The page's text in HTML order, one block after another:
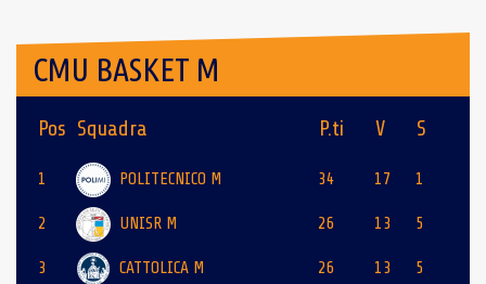
CMU BASKET M
Pos Squadra P.ti V S
1 POLITECNICO M 34 17 1
2 UNISR M 26 13 5
3 CATTOLICA M 26 13 5